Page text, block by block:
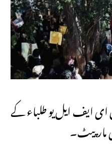
ای ایف ایل یو طلباء کے
مارپیٹ۔